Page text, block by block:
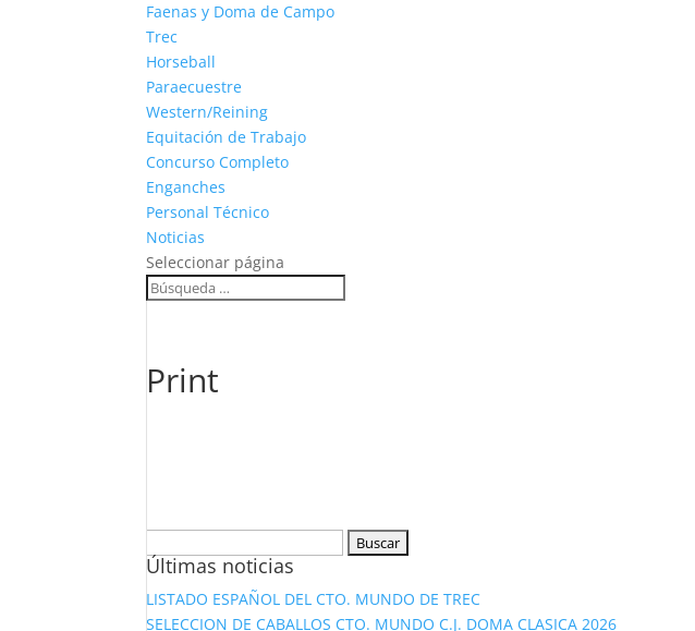
Faenas y Doma de Campo
Trec
Horseball
Paraecuestre
Western/Reining
Equitación de Trabajo
Concurso Completo
Enganches
Personal Técnico
Noticias
Seleccionar página
Print
Últimas noticias
LISTADO ESPAÑOL DEL CTO. MUNDO DE TREC
SELECCION DE CABALLOS CTO. MUNDO C.J. DOMA CLASICA 2026